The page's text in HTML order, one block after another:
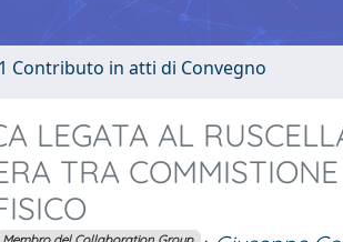
Contributo in atti di Convegno
LEGATA AL
TRA